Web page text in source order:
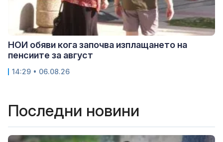
НОИ обяви кога започва изплащането на
пенсиите за август
14:29 • 06.08.26
Последни новини